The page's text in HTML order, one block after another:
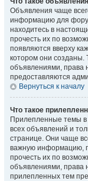
Объявления чаще
информацию для
находитесь в
прочесть их по
появляются вверху
котором они созданы.
объявлениями, права
предоставляются
Вернуться к началу
Что такое
Прилепленные темы
всех объявлений и
странице. Они чаще
важную информацию,
прочесть их по
объявлениями, права
прилепленных тем